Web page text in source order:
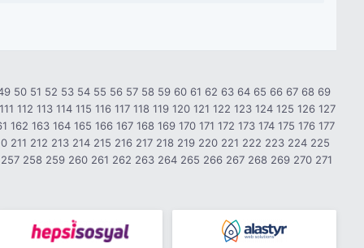
50 51 52 53 54 55 56 57 58 59 60 61 62 63 64 65 66 67 68 69
111 112 113 114 115 116 117 118 119 120 121 122 123 124 125 126 127
162 163 164 165 166 167 168 169 170 171 172 173 174 175 176 177
211 212 213 214 215 216 217 218 219 220 221 222 223 224 225
257 258 259 260 261 262 263 264 265 266 267 268 269 270 271